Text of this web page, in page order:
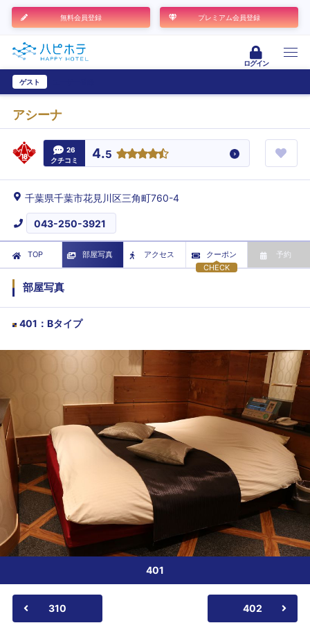
無料会員登録 プレミアム会員登録
ログイン
ゲスト
アシーナ
26
クチコミ
4.5
千葉県千葉市花見川区三角町760-4
043-250-3921
TOP 部屋写真
アクセス
CHECK
クーポン 予約
部屋写真
401 ： Bタイプ
401
310 402